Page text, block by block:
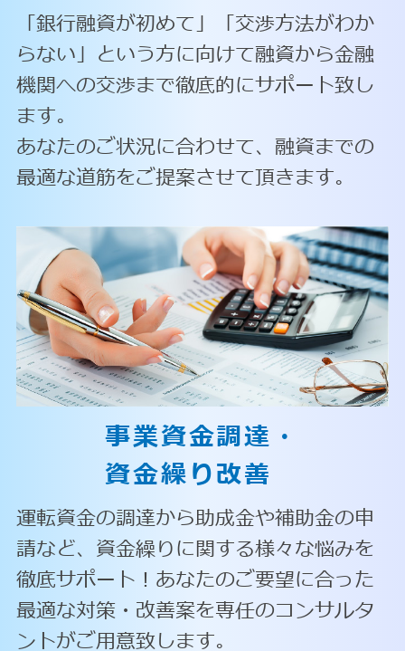
「銀行融資が初めて」「交渉方法がわか
らない」という方に向けて融資から金融
機関への交渉まで徹底的にサポート致し
ます。
あなたのご状況に合わせて、融資までの
最適な道筋をご提案させて頂きます。
事業資金調達・
資金繰り改善
運転資金の調達から助成金や補助金の申
請など、資金繰りに関する様々な悩みを
徹底サポート！あなたのご要望に合った
最適な対策・改善案を専任のコンサルタ
ントがご用意致します。